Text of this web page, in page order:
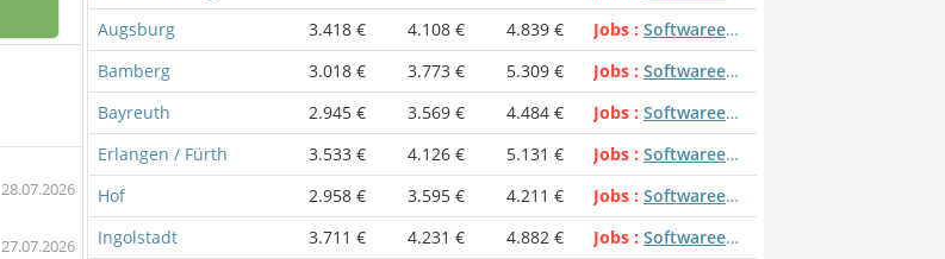
Augsburg
3.418 € 4.108 € 4.839 € Jobs
Softwareentwickler
Bamberg
3.018 € 3.773 € 5.309 € Jobs
Softwareentwickler
Bayreuth
2.945 € 3.569 € 4.484 € Jobs
Softwareentwickler
Erlangen / Fürth
3.533 € 4.126 € 5.131 € Jobs
Softwareentwickler
Hof
2.958 € 3.595 € 4.211 € Jobs
Softwareentwickler
Ingolstadt
3.711 € 4.231 € 4.882 € Jobs
Softwareentwickler
28.07.2026
27.07.2026